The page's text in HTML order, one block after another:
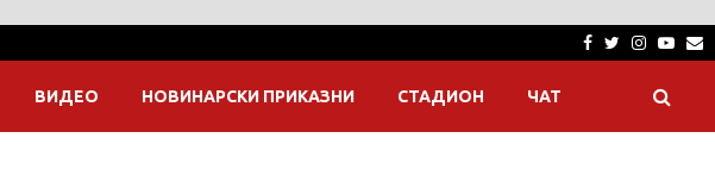
Facebook
Twitter
ВИДЕО НОВИНАРСКИ ПРИКАЗНИ СТАДИОН ЧАТ